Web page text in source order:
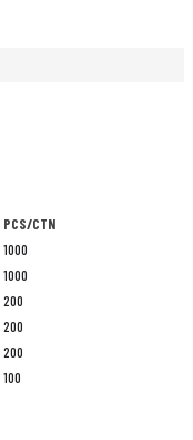
PCS/CTN
1000
1000
200
200
200
100